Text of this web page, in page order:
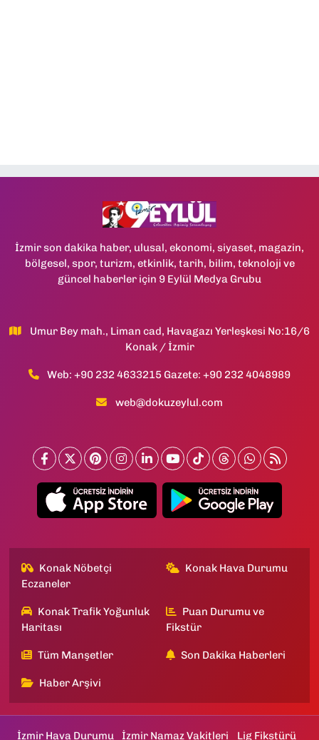
İzmir son dakika haber, ulusal, ekonomi, siyaset, magazin,
bölgesel, spor, turizm, etkinlik, tarih, bilim, teknoloji ve
güncel haberler için 9 Eylül Medya Grubu
Umur Bey mah., Liman cad, Havagazı Yerleşkesi No:16/6
Konak / İzmir
Web: +90 232 4633215 Gazete: +90 232 4048989
web@dokuzeylul.com
Konak Nöbetçi
Eczaneler
Konak Hava Durumu
Konak Trafik Yoğunluk
Haritası
Puan Durumu ve
Fikstür
Tüm Manşetler Son Dakika Haberleri
Haber Arşivi
İzmir Hava Durumu İzmir Namaz Vakitleri Lig Fikstürü